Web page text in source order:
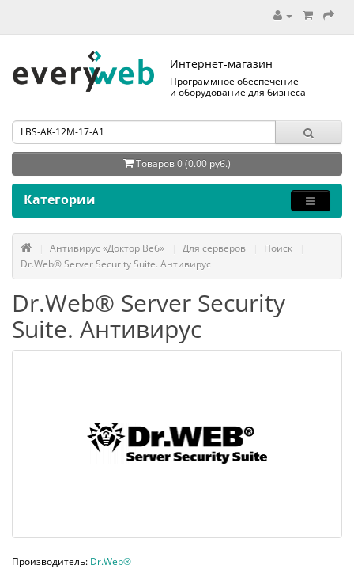
Интернет-магазин
Программное обеспечение
и оборудование для бизнеса
Товаров 0 (0.00 руб.)
Категории
Антивирус «Доктор Веб» Для серверов
Поиск
Dr.Web® Server Security Suite. Антивирус
Dr.Web® Server Security
Suite. Антивирус
Производитель: Dr.Web®